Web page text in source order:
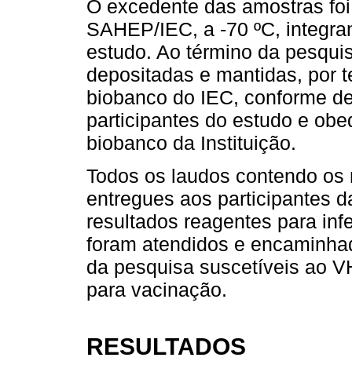
O excedente das amostras
SAHEP/IEC, a -70 ºC,
estudo. Ao término da
depositadas e mantidas, por
biobanco do IEC, conforme
participantes do estudo e
biobanco da Instituição.
Todos os laudos contendo
entregues aos participantes
resultados reagentes para
foram atendidos e
da pesquisa suscetíveis ao
para vacinação.
RESULTADOS